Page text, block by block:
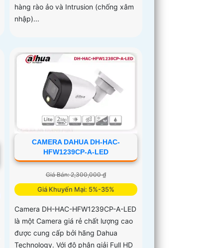
hàng rào ảo và Intrusion (chống xâm
nhập)...
CAMERA DAHUA DH-HAC-
HFW1239CP-A-LED
Giá Bán: 2,300,000 ₫
Giá Khuyến Mại: 5%-35%
Camera DH-HAC-HFW1239CP-A-LED
là một Camera giá rẻ chất lượng cao
được cung cấp bởi hãng Dahua
Technology. Với độ phân giải Full HD